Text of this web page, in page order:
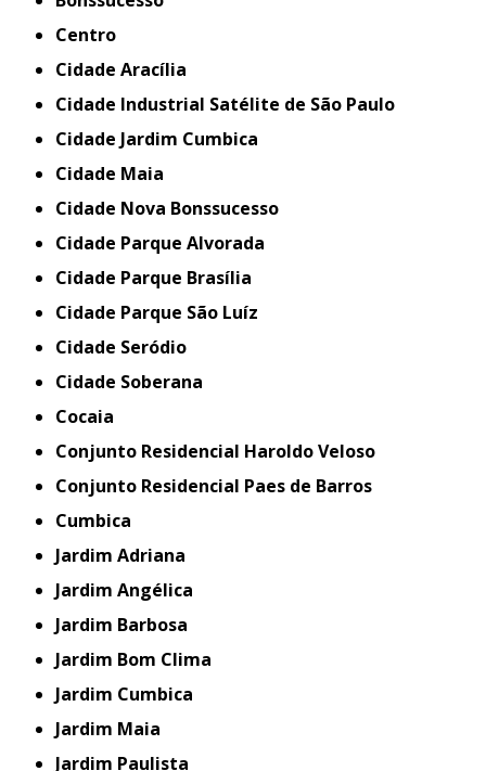
Centro
Cidade Aracília
Cidade Industrial Satélite de São Paulo
Cidade Jardim Cumbica
Cidade Maia
Cidade Nova Bonssucesso
Cidade Parque Alvorada
Cidade Parque Brasília
Cidade Parque São Luíz
Cidade Seródio
Cidade Soberana
Cocaia
Conjunto Residencial Haroldo Veloso
Conjunto Residencial Paes de Barros
Cumbica
Jardim Adriana
Jardim Angélica
Jardim Barbosa
Jardim Bom Clima
Jardim Cumbica
Jardim Maia
Jardim Paulista